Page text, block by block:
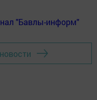
"Бавлы-информ"